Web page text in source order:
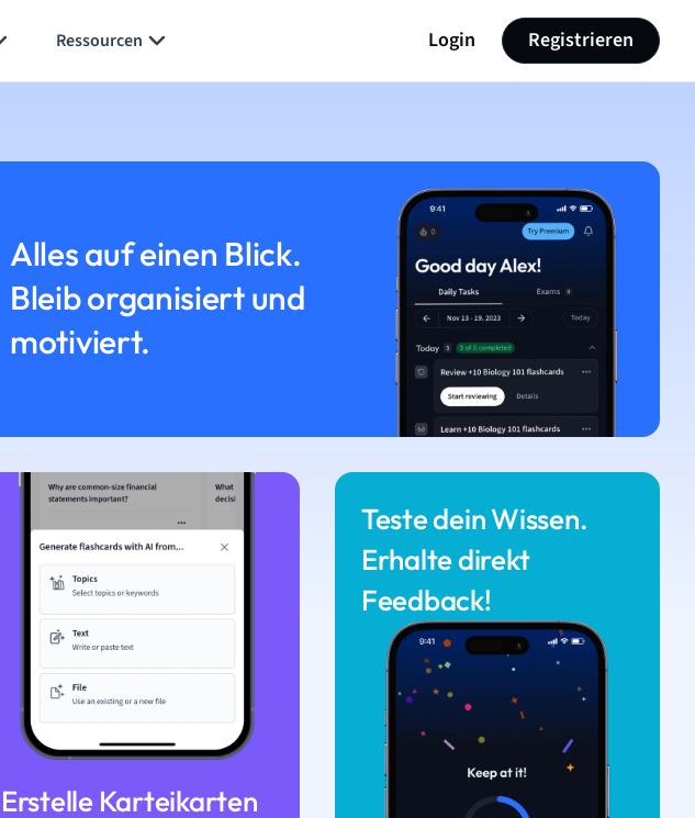
Ressourcen Login Registrieren
Alles auf einen Blick.
Bleib organisiert und
motiviert.
Erstelle Karteikarten
Teste dein Wissen.
Erhalte direkt
Feedback!